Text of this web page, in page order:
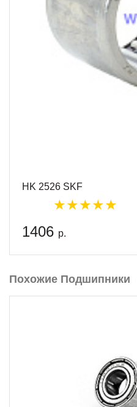
HK 2526 SKF
1406 р.
Похожие Подшипники